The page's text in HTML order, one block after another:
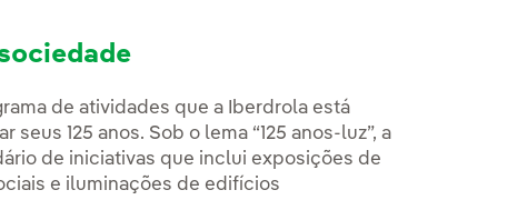
de atividades que a Iberdrola está
125 anos. Sob o lema “125 anos-luz”, a
de iniciativas que inclui exposições de
e iluminações de edifícios